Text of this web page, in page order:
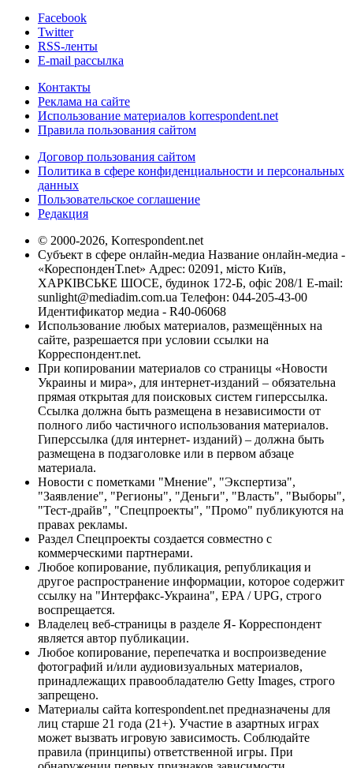
Facebook
Twitter
RSS-ленты
E-mail рассылка
Контакты
Реклама на сайте
Использование материалов korrespondent.net
Правила пользования сайтом
Договор пользования сайтом
Политика в сфере конфиденциальности и персональных
данных
Пользовательское соглашение
Редакция
© 2000-2026, Korrespondent.net
Субъект в сфере онлайн-медиа Название онлайн-медиа -
«КореспонденТ.net» Адрес: 02091, місто Київ,
ХАРКІВСЬКЕ ШОСЕ, будинок 172-Б, офіс 208/1 E-mail:
sunlight@mediadim.com.ua Телефон: 044-205-43-00
Идентификатор медиа - R40-06068
Использование любых материалов, размещённых на
сайте, разрешается при условии ссылки на
Корреспондент.net.
При копировании материалов со страницы «Новости
Украины и мира», для интернет-изданий – обязательна
прямая открытая для поисковых систем гиперссылка.
Ссылка должна быть размещена в независимости от
полного либо частичного использования материалов.
Гиперссылка (для интернет- изданий) – должна быть
размещена в подзаголовке или в первом абзаце
материала.
Новости с пометками "Мнение", "Экспертиза",
"Заявление", "Регионы", "Деньги", "Власть", "Выборы",
"Тест-драйв", "Спецпроекты", "Промо" публикуются на
правах рекламы.
Раздел Спецпроекты создается совместно с
коммерческими партнерами.
Любое копирование, публикация, републикация и
другое распространение информации, которое содержит
ссылку на "Интерфакс-Украина", EPA / UPG, строго
воспрещается.
Владелец веб-страницы в разделе Я- Корреспондент
является автор публикации.
Любое копирование, перепечатка и воспроизведение
фотографий и/или аудиовизуальных материалов,
принадлежащих правообладателю Getty Images, строго
запрещено.
Материалы сайта korrespondent.net предназначены для
лиц старше 21 года (21+). Участие в азартных играх
может вызвать игровую зависимость. Соблюдайте
правила (принципы) ответственной игры. При